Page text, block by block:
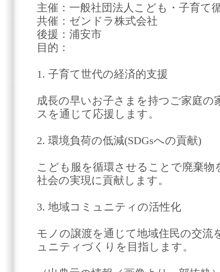
主催：一般社団法人こども・子育て
共催：ゼンドラ株式会社
後援：浦安市
目的：
1. 子育て世代の経済的支援
成長の早いお子さまを持つご家庭の
スを通じて応援します。
2. 環境負荷の低減(SDGsへの貢献)
こども服を循環させることで廃棄
社会の実現に貢献します。
3. 地域コミュニティの活性化
モノの譲渡を通じて地域住民の交流
ュニティづくりを目指します。